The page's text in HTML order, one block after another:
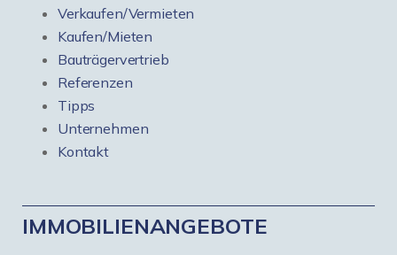
Verkaufen/Vermieten
Kaufen/Mieten
Bauträgervertrieb
Referenzen
Tipps
Unternehmen
Kontakt
IMMOBILIENANGEBOTE